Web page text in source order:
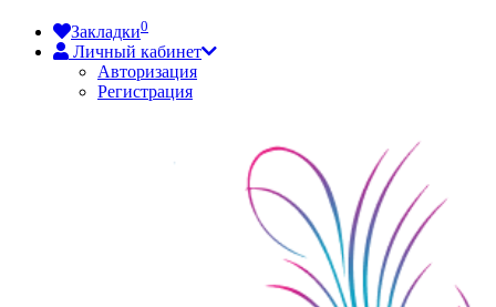
Закладки0
Личный кабинет
Авторизация
Регистрация